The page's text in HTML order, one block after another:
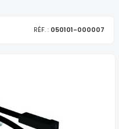
RÉF. : 050101-000007